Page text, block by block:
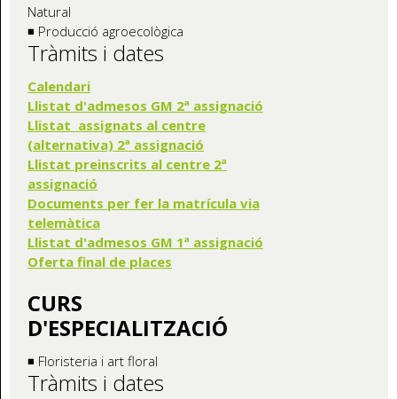
Natural
◾ Producció agroecològica
Tràmits i dates
Calendari
Llistat d'admesos GM 2ª assignació
Llistat assignats al centre
(alternativa) 2ª assignació
Llistat preinscrits al centre 2ª
assignació
Documents per fer la matrícula via
telemàtica
Llistat d'admesos GM 1ª assignació
Oferta final de places
CURS
D'ESPECIALITZACIÓ
◾ Floristeria i art floral
Tràmits i dates